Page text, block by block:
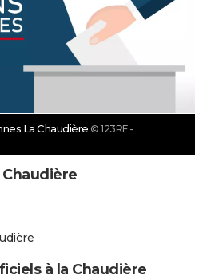
La Chaudière © 123RF -
Chaudière
à la Chaudière